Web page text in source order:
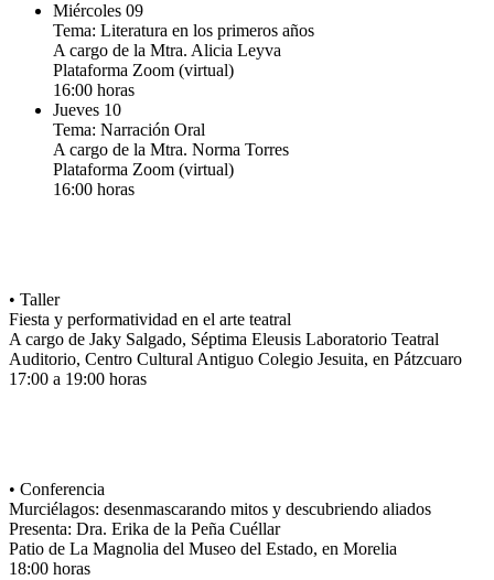
Miércoles 09
Tema: Literatura en los primeros años
A cargo de la Mtra. Alicia Leyva
Plataforma Zoom (virtual)
16:00 horas
Jueves 10
Tema: Narración Oral
A cargo de la Mtra. Norma Torres
Plataforma Zoom (virtual)
16:00 horas
• Taller
Fiesta y performatividad en el arte teatral
A cargo de Jaky Salgado, Séptima Eleusis Laboratorio Teatral
Auditorio, Centro Cultural Antiguo Colegio Jesuita, en Pátzcuaro
17:00 a 19:00 horas
• Conferencia
Murciélagos: desenmascarando mitos y descubriendo aliados
Presenta: Dra. Erika de la Peña Cuéllar
Patio de La Magnolia del Museo del Estado, en Morelia
18:00 horas